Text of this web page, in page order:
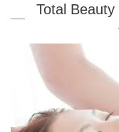
Total Beauty